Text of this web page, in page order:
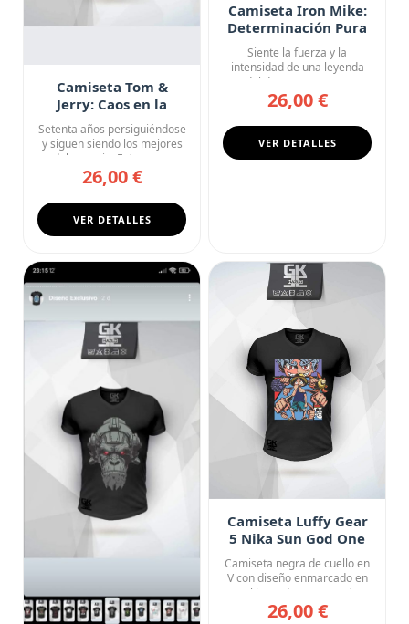
Camiseta Tom &
Jerry: Caos en la
Cocina
Setenta años persiguiéndose
y siguen siendo los mejores
del negocio. Esta cam...
26,00 €
VER DETALLES
Camiseta Iron Mike:
Determinación Pura
Siente la fuerza y la
intensidad de una leyenda
del deporte con esta
camiseta...
26,00 €
VER DETALLES
Camiseta Luffy Gear
5 Nika Sun God One
Piece
Camiseta negra de cuello en
V con diseño enmarcado en
azul lavanda que muestr...
26,00 €